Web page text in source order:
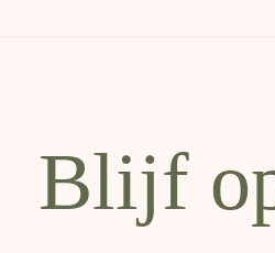
Blijf